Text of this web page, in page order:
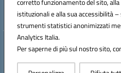
corretto funzionamento del sito,
istituzionali e alla sua accessibilità
strumenti statistici anonimizzati
Analytics Italia.
Per saperne di più sul nostro sito,
Codice unico di fatturazione (CUF):
Hosting & Powered
Concept & Design